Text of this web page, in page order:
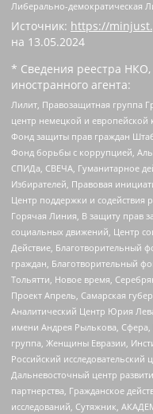
Либерально-демократическая
Источник: https://
на 13.05.2024
* Сведения реестра
иностранного агента:
Лилит, Правозащитная группа
центр немецкой и европейской
Фонд защиты прав граждан
Фонд борьбы с коррупцией,
СПИДа, СВЕЧА, Гуманитарное
Избирателей, Правовая
Центр поддержки и содействия
Горячая Линия, В защиту прав
социальных движений, Центр
Действие, Благотворительный
граждан, Благотворительный
Тольятти, Новое время,
Проект Апрель, Самарская
Аналитический Центр Юрия
имени Андрея Рылькова,
группа, Женщины Евразии,
Российский исследовательский
Дальневосточный центр
партнерства, Гражданское
исследований, Сутяжник,